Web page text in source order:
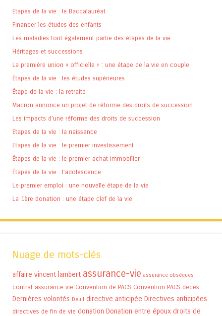
Etapes de la vie : le Baccalauréat
Financer les études des enfants
Les maladies font également partie des étapes de la vie
Héritages et successions
La première union « officielle » : une étape de la vie en couple
Étapes de la vie : les études supérieures
Étape de la vie : la retraite
Macron annonce un projet de réforme des droits de succession
Les impacts d’une réforme des droits de succession
Etapes de la vie : la naissance
Etapes de la vie : le premier investissement
Étapes de la vie : le premier achat immobilier
Étapes de la vie : l’adolescence
Le premier emploi : une nouvelle étape de la vie
La 1ère donation : une étape clef de la vie
Nuage de mots-clés
affaire vincent lambert assurance-vie assurance obsèques
contrat assurance vie Convention de PACS Convention PACS deces
Dernières volontés Deuil directive anticipée Directives anticipées
directives de fin de vie donation Donation entre époux droits de